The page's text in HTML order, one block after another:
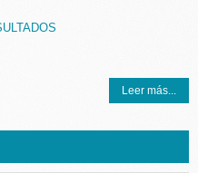
Leer más...